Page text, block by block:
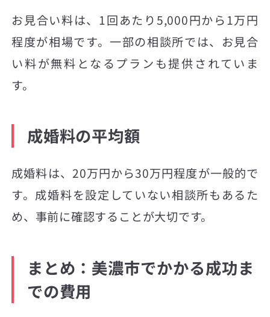
お見合い料は、1回あたり5,000円から1万円
程度が相場です。一部の相談所では、お見合
い料が無料となるプランも提供されていま
す。
成婚料の平均額
成婚料は、20万円から30万円程度が一般的で
す。成婚料を設定していない相談所もあるた
め、事前に確認することが大切です。
まとめ：美濃市でかかる成功ま
での費用